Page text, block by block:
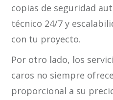
copias de seguridad
técnico 24/7 y
con tu proyecto.
Por otro lado, los
caros no siempre
proporcional a su